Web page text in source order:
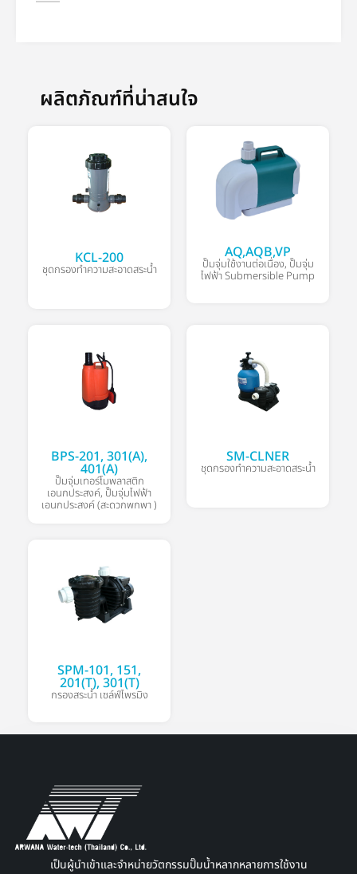
ผลิตภัณฑ์ที่น่าสนใจ
KCL-200
ชุดกรองทำความสะอาดสระน้ำ
AQ,AQB,VP
ปั๊มจุ่มใช้งานต่อเนื่อง, ปั๊มจุ่ม
ไฟฟ้า Submersible Pump
BPS-201, 301(A),
401(A)
ปั๊มจุ่มเทอร์โมพลาสติก
เอนกประสงค์, ปั๊มจุ่มไฟฟ้า
เอนกประสงค์ (สะดวกพกพา )
SM-CLNER
ชุดกรองทำความสะอาดสระน้ำ
SPM-101, 151,
201(T), 301(T)
กรองสระน้ำ เซล์ฟ์ไพรมิง
เป็นผู้นำเข้าและจำหน่ายวัตกรรมปั๊มน้ำหลากหลายการใช้งาน